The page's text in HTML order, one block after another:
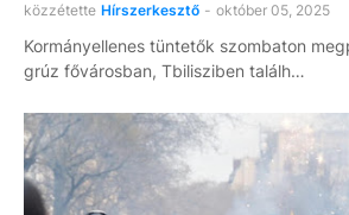
közzétette Hírszerkesztő - október 05, 2025
Kormányellenes tüntetők szombaton
grúz fővárosban, Tbilisziben találh…